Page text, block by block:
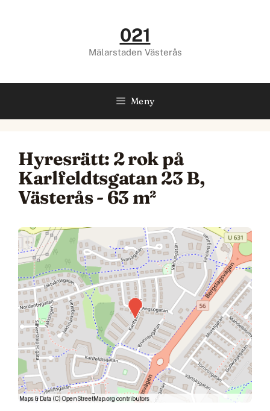
021
Mälarstaden Västerås
Meny
Hyresrätt: 2 rok på
Karlfeldtsgatan 23 B,
Västerås - 63 m²